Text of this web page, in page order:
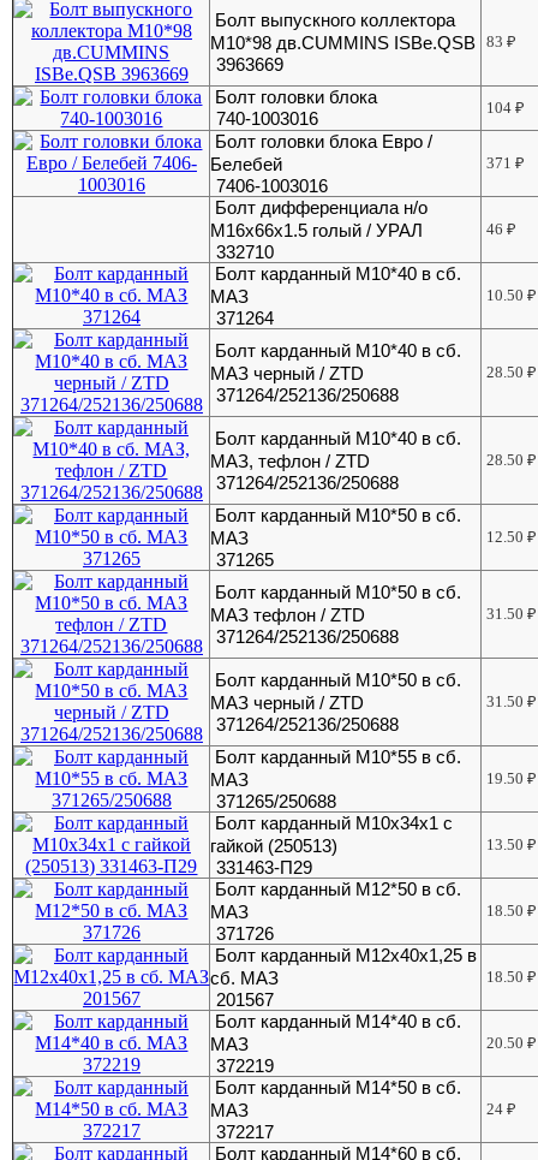
Болт выпускного коллектора
М10*98 дв.CUMMINS ISBe.QSB
3963669
83₽
Болт головки блока
740-1003016
104₽
Болт головки блока Евро /
Белебей
7406-1003016
371₽
Болт дифференциала н/о
М16х66х1.5 голый / УРАЛ
332710
46₽
Болт карданный М10*40 в сб.
МАЗ
371264
10.50₽
Болт карданный М10*40 в сб.
МАЗ черный / ZTD
371264/252136/250688
28.50₽
Болт карданный М10*40 в сб.
МАЗ, тефлон / ZTD
371264/252136/250688
28.50₽
Болт карданный М10*50 в сб.
МАЗ
371265
12.50₽
Болт карданный М10*50 в сб.
МАЗ тефлон / ZTD
371264/252136/250688
31.50₽
Болт карданный М10*50 в сб.
МАЗ черный / ZTD
371264/252136/250688
31.50₽
Болт карданный М10*55 в сб.
МАЗ
371265/250688
19.50₽
Болт карданный М10х34х1 с
гайкой (250513)
331463-П29
13.50₽
Болт карданный М12*50 в сб.
МАЗ
371726
18.50₽
Болт карданный М12х40х1,25 в
сб. МАЗ
201567
18.50₽
Болт карданный М14*40 в сб.
МАЗ
372219
20.50₽
Болт карданный М14*50 в сб.
МАЗ
372217
24₽
Болт карданный М14*60 в сб.